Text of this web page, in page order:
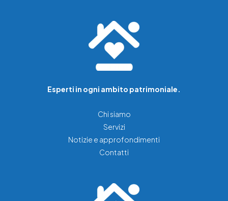
Esperti in ogni ambito patrimoniale.
Chi siamo
Servizi
Notizie e approfondimenti
Contatti